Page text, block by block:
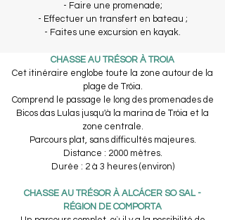
- Faire une promenade;
- Effectuer un transfert en bateau ;
- Faites une excursion en kayak.
CHASSE AU TRÉSOR À TROIA
Cet itinéraire englobe toute la zone autour de la
plage de Tróia.
Comprend le passage le long des promenades de
Bicos das Lulas jusqu'à la marina de Tróia et la
zone centrale.
Parcours plat, sans difficultés majeures.​
Distance : 2000 mètres.
Durée : 2 à 3 heures (environ)
CHASSE AU TRÉSOR À ALCÁCER SO SAL -
RÉGION DE COMPORTA